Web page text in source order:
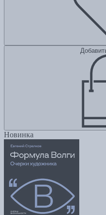
Новинка